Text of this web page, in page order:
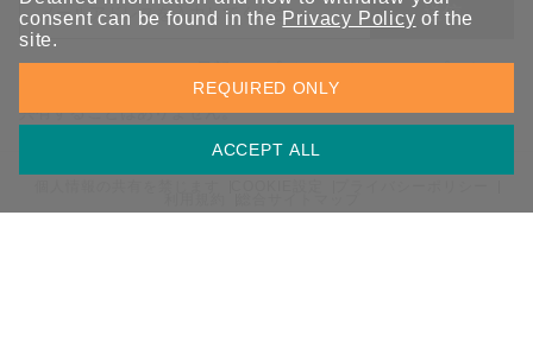
送信
Moxaソリューションの最新アップデートにサインアップしま
す。 Moxaではプライバシーを尊重しており、メールを他の人と
共有することはありません。
consent can be found in the Privacy Policy of the
site.
ACCEPT ALL
REQUIRED ONLY